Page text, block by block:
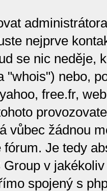
nejprve
se nic neděje,
"whois") nebo,
free.fr,
vůbec žádnou
fórum. Je tedy
Group v
spojený s